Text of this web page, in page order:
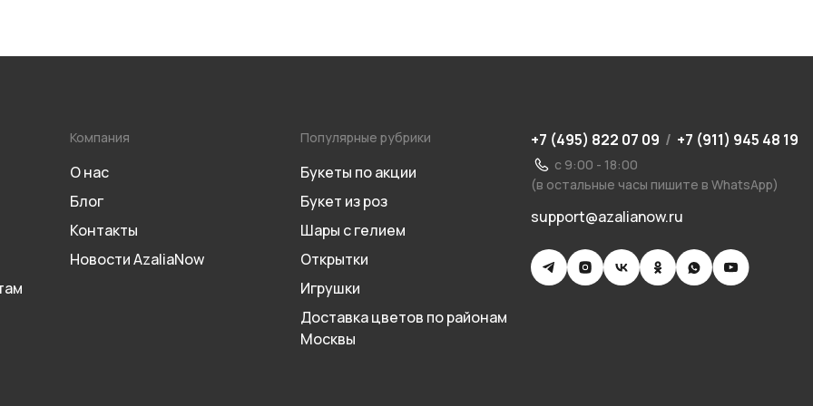
Компания
О нас
Блог
Контакты
Новости AzaliaNow
Популярные рубрики
Букеты по акции
Букет из роз
Шары с гелием
Открытки
Игрушки
Доставка цветов по районам
Москвы
+7 (495) 822 07 09 / +7 (911) 945 48 19
с 9:00 - 18:00
(в остальные часы пишите в WhatsApp)
support@azalianow.ru